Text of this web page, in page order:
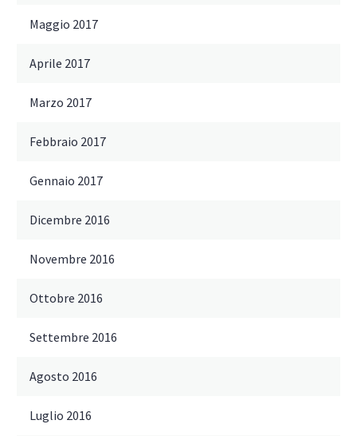
Maggio 2017
Aprile 2017
Marzo 2017
Febbraio 2017
Gennaio 2017
Dicembre 2016
Novembre 2016
Ottobre 2016
Settembre 2016
Agosto 2016
Luglio 2016